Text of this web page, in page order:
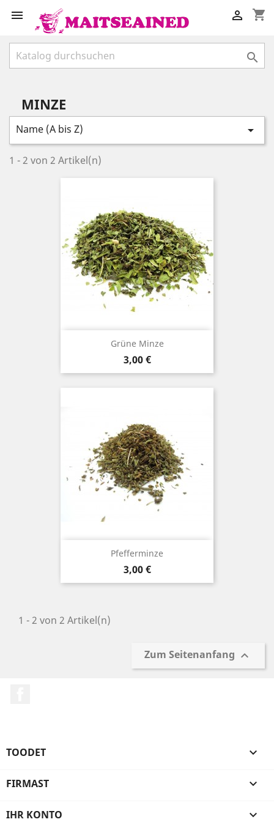
 shopping_cart


MINZE
Name (A bis Z) 
1 - 2 von 2 Artikel(n)
Grüne Minze
Preis
3,00 €
Pfefferminze
Preis
3,00 €
1 - 2 von 2 Artikel(n)
Zum Seitenanfang 
TOODET 
FIRMAST 
IHR KONTO 